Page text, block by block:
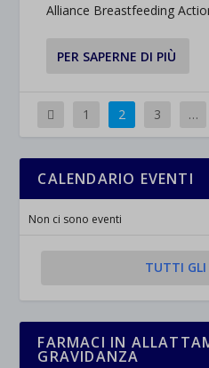
Alliance Breastfeeding
PER SAPERNE DI PIÙ
1 2 3 …
CALENDARIO EVENTI
Non ci sono eventi
TUTTI GLI
FARMACI IN
GRAVIDANZA